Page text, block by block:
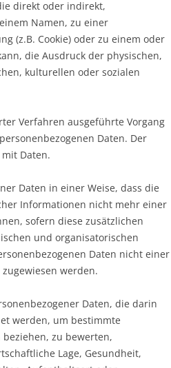
direkt oder indirekt,
Namen, zu einer
(z.B. Cookie) oder zu einem oder
die Ausdruck der physischen,
kulturellen oder sozialen
Verfahren ausgeführte Vorgang
Daten. Der
Daten.
Daten in einer Weise, dass die
Informationen nicht mehr einer
sofern diese zusätzlichen
und organisatorischen
Daten nicht einer
werden.
Daten, die darin
werden, um bestimmte
zu bewerten,
Lage, Gesundheit,